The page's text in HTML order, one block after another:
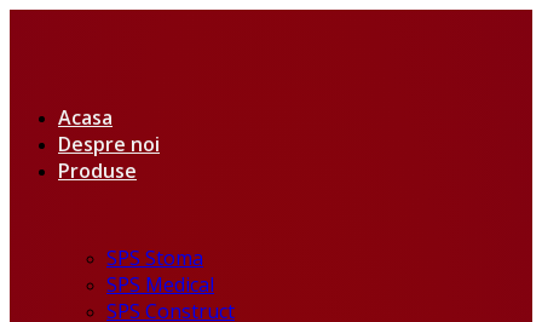
Acasa
Despre noi
Produse
SPS Stoma
SPS Medical
SPS Construct